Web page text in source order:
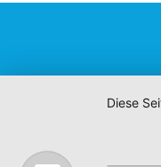
Diese